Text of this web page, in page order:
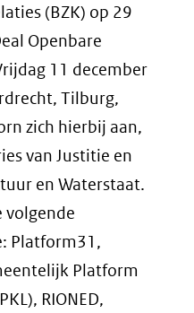
(BZK) op 29
Openbare
11 december
Tilburg,
zich hierbij aan,
van Justitie en
en Waterstaat.
volgende
Platform31,
Platform
RIONED,